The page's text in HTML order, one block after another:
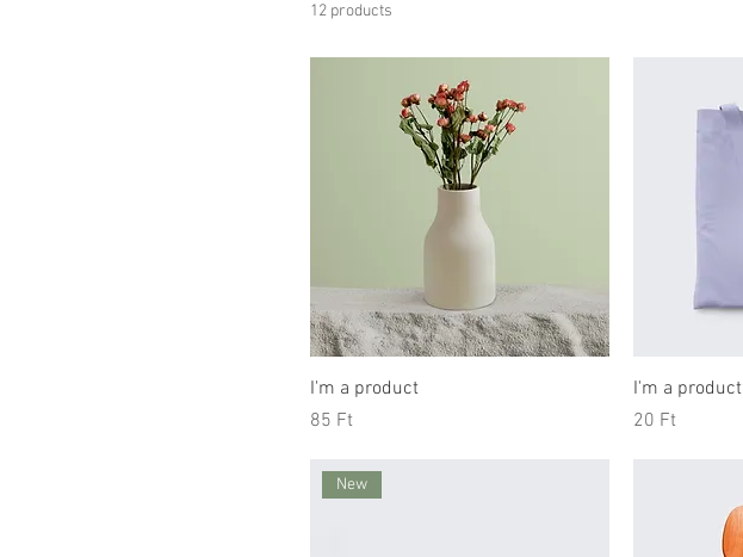
12 products
I'm a product
Price
85 Ft
I'm a product
Price
20 Ft
New